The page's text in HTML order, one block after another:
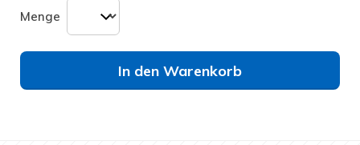
Menge
In den Warenkorb